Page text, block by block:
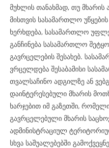
მუხლის თანახმად, თუ
მისთვის სასამართლო
ხერხდება, სასამართლო
განჩინება სასამართლო
გავრცელების შესახებ.
ვრცელდება შესაბამისი
თვალსაჩინო ადგილზე ან
დაინტერესებული მხარის
ხარჯებით იმ გაზეთში,
გავრცელებული მხარის
ადმინისტრაციულ
სხვა საშუალებებში